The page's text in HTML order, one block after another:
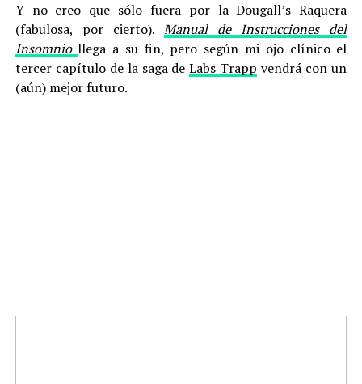
Y no creo que sólo fuera por la Dougall’s Raquera
(fabulosa, por cierto). Manual de Instrucciones del
Insomnio llega a su fin, pero según mi ojo clínico el
tercer capítulo de la saga deLabs Trapp vendrá con un
(aún) mejor futuro.